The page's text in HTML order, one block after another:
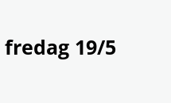
19/5